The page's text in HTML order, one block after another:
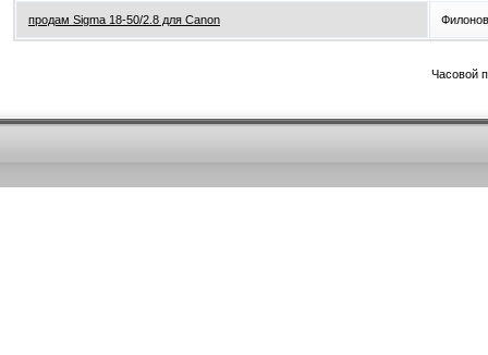
продам Sigma 18-50/2.8 для Canon
Часовой